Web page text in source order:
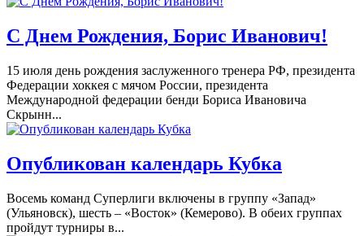
С Днем Рождения, Борис Иванович!
15 июля день рождения заслуженного тренера РФ, президента
Федерации хоккея с мячом России, президента
Международной федерации бенди Бориса Ивановича
Скрынн...
Опубликован календарь Кубка
Восемь команд Суперлиги включены в группу «Запад»
(Ульяновск), шесть – «Восток» (Кемерово). В обеих группах
пройдут турниры в...